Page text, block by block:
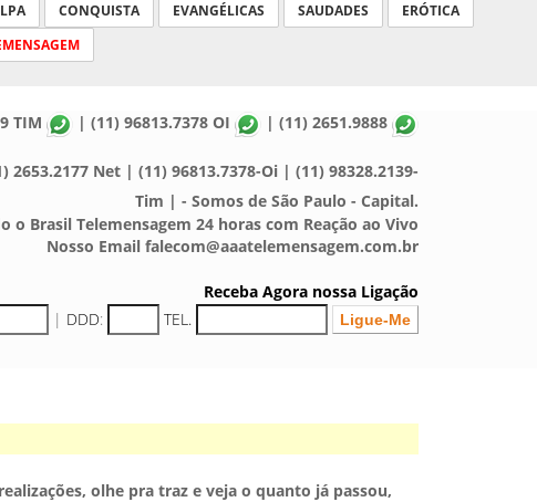
CONQUISTA EVANGÉLICAS SAUDADES
ERÓTICA
TIM | (11) 96813.7378 OI | (11) 2651.9888
Net | (11) 96813.7378-Oi | (11) 98328.2139-
Tim | - Somos de São Paulo - Capital.
Brasil Telemensagem 24 horas com Reação ao Vivo
Nosso Email falecom@aaatelemensagem.com.br
Receba Agora nossa Ligação
| DDD: TEL.
olhe pra traz e veja o quanto já passou,